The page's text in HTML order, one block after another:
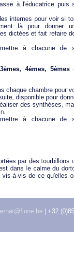
à l'éducatrice puis
internes pour voir si
là pour donner
dictées et fait refaire
à chacune de
4èmes, 5èmes
chaque chambre pour
disponible pour
des synthèses,
à chacune de
par des tourbillons
dans le calme du
vis-à-vis de ce qu'elles
| +32 (0)85